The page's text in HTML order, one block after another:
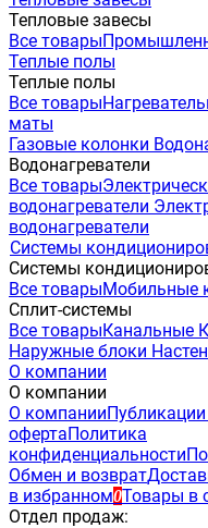
Тепловые завесы
Все товары
Теплые полы
Теплые полы
Все товары
маты
Газовые колонки
Водонагреватели
Все товары
водонагреватели
водонагреватели
Системы
Системы
Все товарыМобильные
Сплит-системы
Все товарыКанальные
Наружные блоки
О компании
О компании
О компании
офертаПолитика
конфиденциальности
Обмен и возврат
в избранном0Товары в
Отдел продаж: